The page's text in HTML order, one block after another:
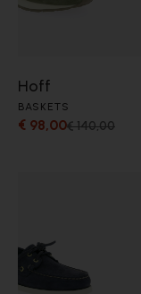
Hoff
BASKETS
€ 98,00€ 140,00